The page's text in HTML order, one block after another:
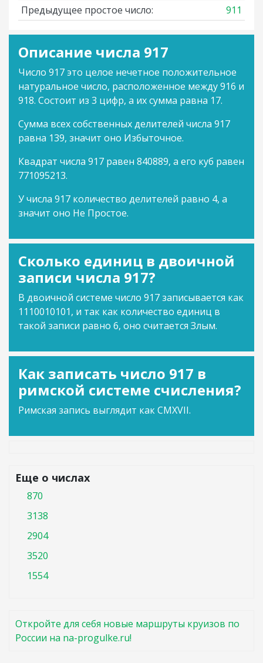
Предыдущее простое число:
911
Описание числа 917
Число 917 это целое нечетное положительное
натуральное число, расположенное между 916 и
918. Состоит из 3 цифр, а их сумма равна 17.
Сумма всех собственных делителей числа 917
равна 139, значит оно Избыточное.
Квадрат числа 917 равен 840889, а его куб равен
771095213.
У числа 917 количество делителей равно 4, а
значит оно Не Простое.
Сколько единиц в двоичной
записи числа 917?
В двоичной системе число 917 записывается как
1110010101, и так как количество единиц в
такой записи равно 6, оно считается Злым.
Как записать число 917 в
римской системе счисления?
Римская запись выглядит как CMXVII.
Еще о числах
870
3138
2904
3520
1554
Откройте для себя новые маршруты круизов по
России на na-progulke.ru!